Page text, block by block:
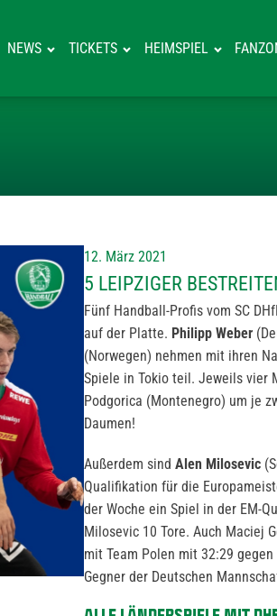
NEWS TICKETS HEIMSPIEL
12. März 2021
5 LEIPZIGER
Fünf Handball-Profis vom SC
auf der Platte. Philipp Weber
(Norwegen) nehmen mit ihren
Spiele in Tokio teil. Jeweils vier
Podgorica (Montenegro) um je
Daumen!
Außerdem sind Alen Milosevic
Qualifikation für die
der Woche ein Spiel in der EM-
Milosevic 10 Tore. Auch Maciej
mit Team Polen mit 32:29
Gegner der Deutschen